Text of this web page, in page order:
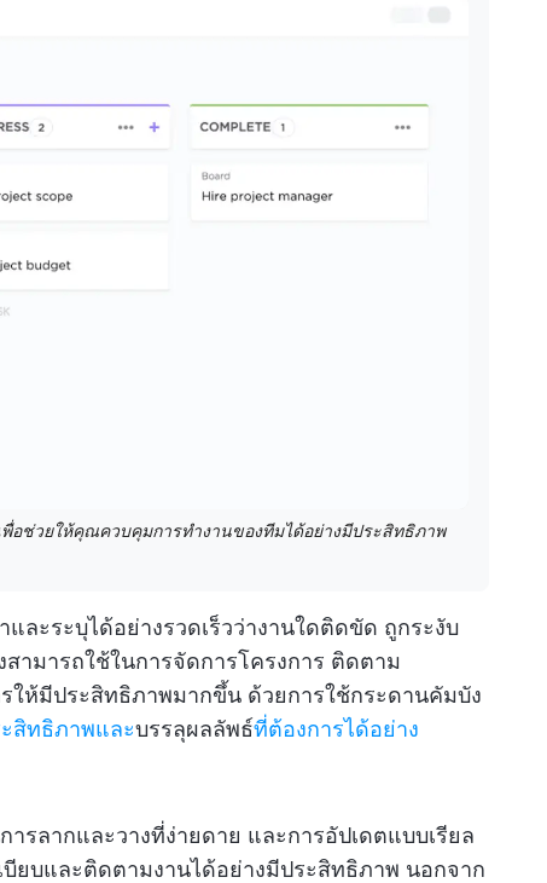
พื่อช่วยให้คุณควบคุมการทำงานของทีมได้อย่างมีประสิทธิภาพ
ะระบุได้อย่างรวดเร็วว่างานใดติดขัด ถูกระงับ
ามารถใช้ในการจัดการโครงการ ติดตาม
ให้มีประสิทธิภาพมากขึ้น ด้วยการใช้กระดานคัมบัง
สิทธิภาพและบรรลุผลลัพธ์ที่ต้องการได้อย่าง
รลากและวางที่ง่ายดาย และการอัปเดตแบบเรียล
ยบและติดตามงานได้อย่างมีประสิทธิภาพ นอกจาก